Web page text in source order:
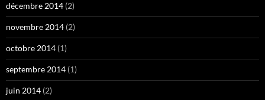
décembre 2014 (2)
novembre 2014 (2)
octobre 2014 (1)
septembre 2014 (1)
juin 2014 (2)